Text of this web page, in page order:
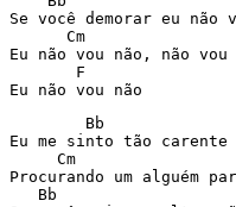
Se você demorar eu não
      Cm
Eu não vou não, não vou
       F
Eu não vou não
Bb
Eu me sinto tão carente
Cm
Procurando um alguém
Bb